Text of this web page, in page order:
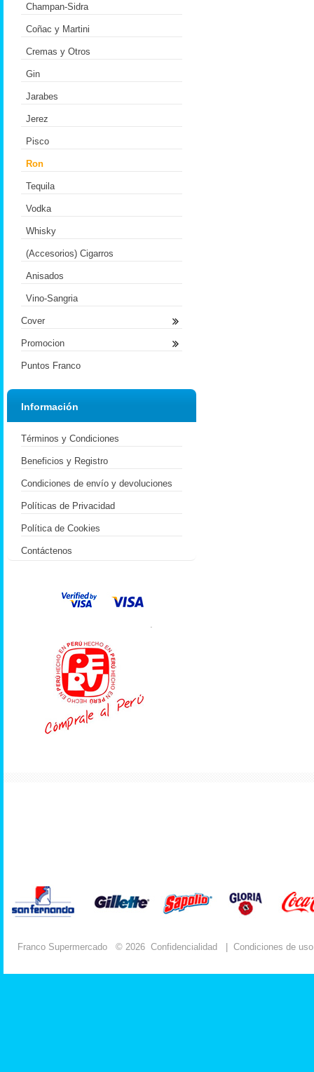
Champan-Sidra
Coñac y Martini
Cremas y Otros
Gin
Jarabes
Jerez
Pisco
Ron
Tequila
Vodka
Whisky
(Accesorios) Cigarros
Anisados
Vino-Sangria
Cover
Promocion
Puntos Franco
Información
Términos y Condiciones
Beneficios y Registro
Condiciones de envío y devoluciones
Políticas de Privacidad
Política de Cookies
Contáctenos
.
Franco Supermercado © 2026 Confidencialidad Condiciones de uso